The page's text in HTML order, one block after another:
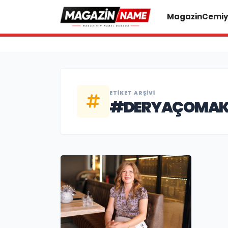
Magazin
ETIKET ARŞIVI